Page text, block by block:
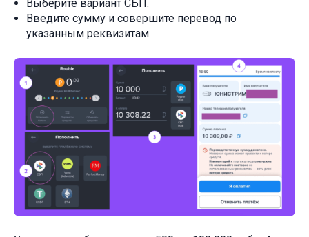
Выберите вариант СБП.
Введите сумму и совершите перевод по
указанным реквизитам.